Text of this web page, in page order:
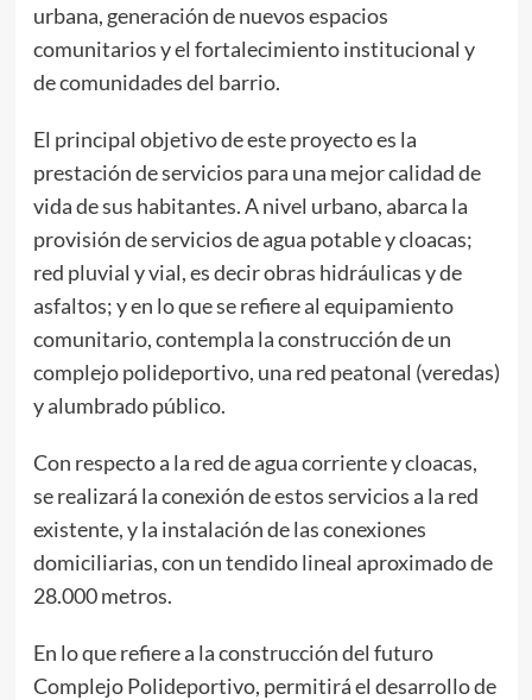
urbana, generación de nuevos espacios
comunitarios y el fortalecimiento institucional y
de comunidades del barrio.
El principal objetivo de este proyecto es la
prestación de servicios para una mejor calidad de
vida de sus habitantes. A nivel urbano, abarca la
provisión de servicios de agua potable y cloacas;
red pluvial y vial, es decir obras hidráulicas y de
asfaltos; y en lo que se refiere al equipamiento
comunitario, contempla la construcción de un
complejo polideportivo, una red peatonal (veredas)
y alumbrado público.
Con respecto a la red de agua corriente y cloacas,
se realizará la conexión de estos servicios a la red
existente, y la instalación de las conexiones
domiciliarias, con un tendido lineal aproximado de
28.000 metros.
En lo que refiere a la construcción del futuro
Complejo Polideportivo, permitirá el desarrollo de